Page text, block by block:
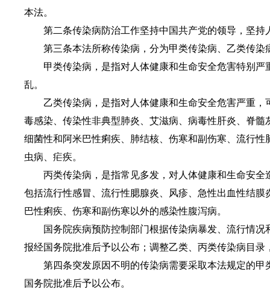
本法。
第二条传染病防治工作坚持中国共产党的领导，坚
第三条本法所称传染病，分为甲类传染病、乙类传
甲类传染病，是指对人体健康和生命安全危害特别
乱。
乙类传染病，是指对人体健康和生命安全危害严重
毒感染、传染性非典型肺炎、艾滋病、病毒性肝炎、脊
细菌性和阿米巴性痢疾、肺结核、伤寒和副伤寒、流行
虫病、疟疾。
丙类传染病，是指常见多发，对人体健康和生命安
包括流行性感冒、流行性腮腺炎、风疹、急性出血性结
巴性痢疾、伤寒和副伤寒以外的感染性腹泻病。
国务院疾病预防控制部门根据传染病暴发、流行情
报经国务院批准后予以公布；调整乙类、丙类传染病目
第四条突发原因不明的传染病需要采取本法规定的
国务院批准后予以公布。